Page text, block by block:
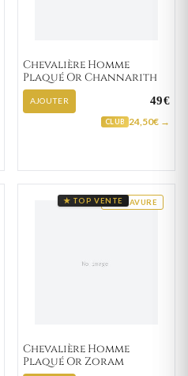
Chevalière Homme
Plaqué Or Channarith
AJOUTER 49€
CLUB 24,50€ →
GRAVURE
★ TOP VENTE
Chevalière Homme
Plaqué Or Zoram